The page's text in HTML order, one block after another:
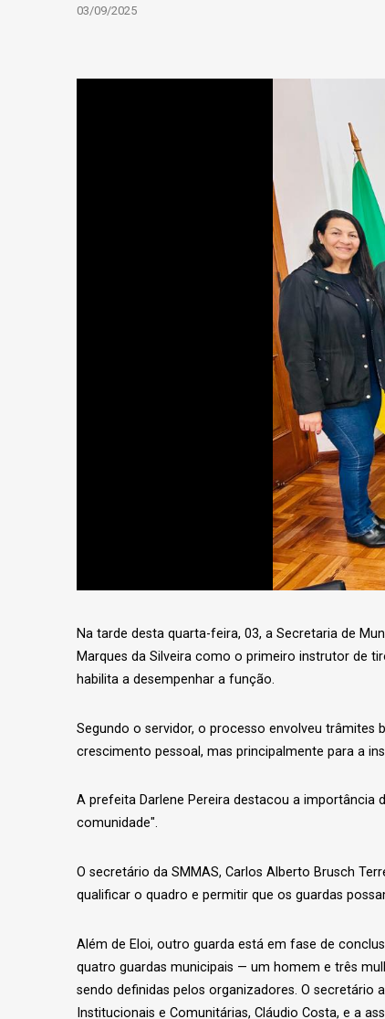
03/09/2025
Na tarde desta quarta-feira, 03, a Secretaria de
Marques da Silveira como o primeiro instrutor de
habilita a desempenhar a função.
Segundo o servidor, o processo envolveu trâmites
crescimento pessoal, mas principalmente para a
A prefeita Darlene Pereira destacou a importância
comunidade".
O secretário da SMMAS, Carlos Alberto Brusch
qualificar o quadro e permitir que os guardas
Além de Eloi, outro guarda está em fase de
quatro guardas municipais — um homem e três
sendo definidas pelos organizadores. O secretário
Institucionais e Comunitárias, Cláudio Costa, e a